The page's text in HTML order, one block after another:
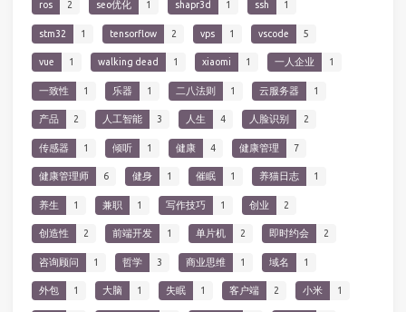
ros 2 seo优化 1 shapr3d 1 ssh 1
stm32 1 tensorflow 2 vps 1 vscode 5
vue 1 walking dead 1 xiaomi 1 一人企业 1
一致性 1 乐器 1 二八法则 1 云服务器 1
产品 2 人工智能 3 人生 4 人脸识别 2
传感器 1 倾听 1 健康 4 健康管理 7
健康管理师 6 健身 1 催眠 1 养猫日志 1
养生 1 兼职 1 写作技巧 1 创业 2
创造性 2 前端开发 1 单片机 2 即时约会 2
咨询顾问 1 哲学 3 商业思维 1 域名 1
外包 1 大脑 1 失眠 1 客户端 2 小米 1